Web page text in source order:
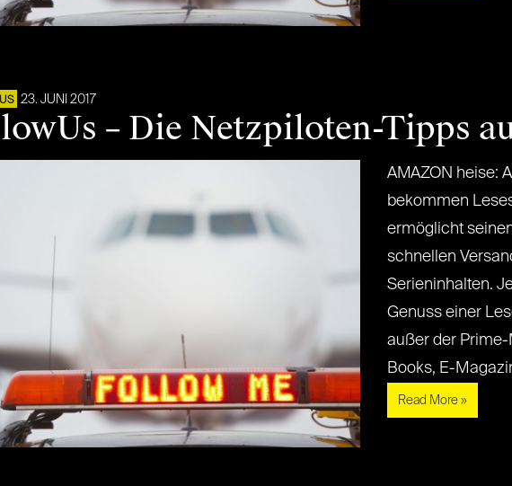
23. JUNI 2017
– Die Netzpiloten-Tipps
AMAZON heise:
bekommen
ermöglicht
schnellen
Serieninhalten.
Genuss einer
außer der
Books, E-
Read More »